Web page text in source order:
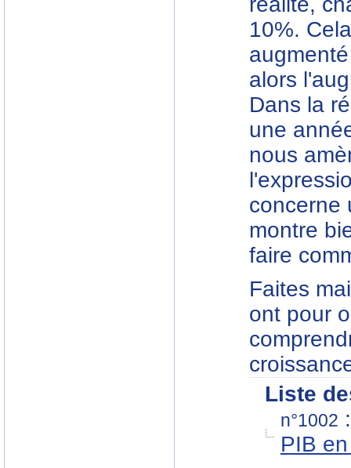
10%.
alors
Dans la
une
nous
concerne
montre
faire
Faites
ont pour
Liste
n°1002
PIB